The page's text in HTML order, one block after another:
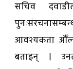
सचिव
आवश्यकता
बताइन् ।